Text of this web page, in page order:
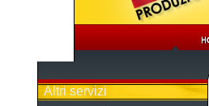
Altri servizi